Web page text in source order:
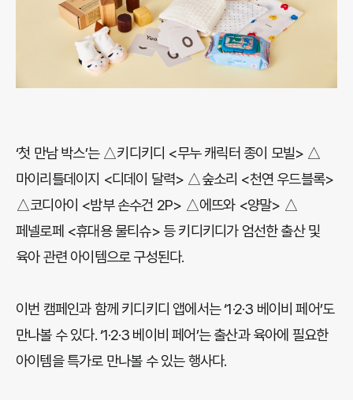
‘첫 만남 박스’는 △키디키디 <무누 캐릭터 종이 모빌> △
마이리틀데이지 <디데이 달력> △숲소리 <천연 우드블록>
△코디아이 <밤부 손수건 2P> △에뜨와 <양말> △
페넬로페 <휴대용 물티슈> 등 키디키디가 엄선한 출산 및
육아 관련 아이템으로 구성된다.
이번 캠페인과 함께 키디키디 앱에서는 ‘1·2·3 베이비 페어’도
만나볼 수 있다. ‘1·2·3 베이비 페어’는 출산과 육아에 필요한
아이템을 특가로 만나볼 수 있는 행사다.